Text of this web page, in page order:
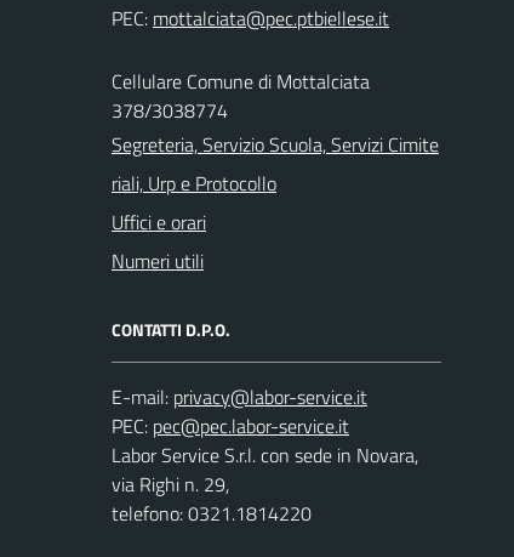
PEC:
Cellulare Comune di Mottalciata
378/3038774
Segreteria, Servizio Scuola, Servizi Cimite
riali, Urp e Protocollo
Uffici e orari
Numeri utili
CONTATTI D.P.O.
E-mail:
PEC:
Labor Service S.r.l. con sede in Novara,
via Righi n. 29,
telefono: 0321.1814220